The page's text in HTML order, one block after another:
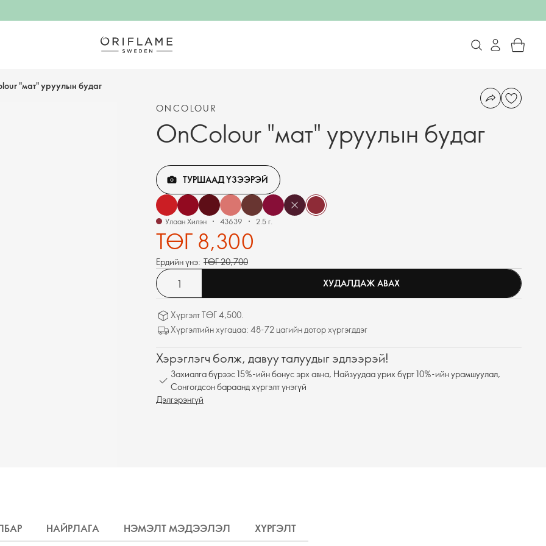
"мат" уруулын будаг
ONCOLOUR
OnColour "мат" уруулын будаг
ТУРШААД ҮЗЭЭРЭЙ
Улаан Хилэн 43639 2.5 г.
ТӨГ 8,300
Ердийн үнэ: ТӨГ 20,700
ХУДАЛДАЖ АВАХ
Хүргэлт ТӨГ 4,500.
Хүргэлтийн хугацаа: 48-72 цагийн дотор хүргэгддэг
Хэрэглэгч болж, давуу талуудыг эдлээрэй!
Захиалга бүрээс 15%-ийн бонус эрх авна, Найзуудаа урих бүрт 10%-ийн урамшуулал,
Сонгогдсон бараанд хүргэлт үнэгүй
Дэлгэрэнгүй
НАЙРЛАГА НЭМЭЛТ МЭДЭЭЛЭЛ ХҮРГЭЛТ